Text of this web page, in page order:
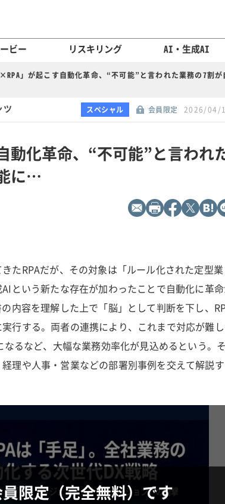
ビー リスキリング AI・生成AI
」が起こす自動化革命、“不可能”と言われた業務の7割
ツ スペシャル 会員限定 2026/04/
動化革命、“不可能”と言われ
に…
たRPAだが、その対象は「ルール化された定型業
という新たな存在が加わったことで自動化に革
内容を理解した上で「脳」として判断を下し、
行する。両者の連携により、これまで対応が難
るなど、大幅な業務効率化が見込めるという。そ
理や人事・営業などの部署別事例を交えて解説す
限定（完全無料）です